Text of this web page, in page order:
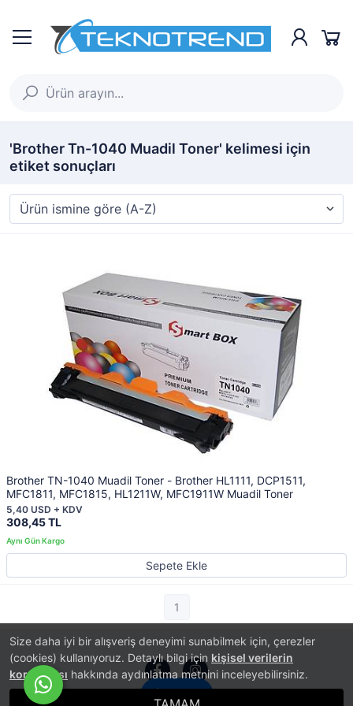
Size daha iyi bir alışveriş deneyimi sunabilmek için, çerezler
(cookies) kullanıyoruz. Detaylı bilgi için kişisel verilerin
korunması hakkında aydınlatma metnini inceleyebilirsiniz.
'Brother Tn-1040 Muadil Toner' kelimesi için
etiket sonuçları
Brother TN-1040 Muadil Toner - Brother HL1111, DCP1511,
MFC1811, MFC1815, HL1211W, MFC1911W Muadil Toner
308,45 TL
5,40 USD + KDV
Sepete Ekle
1
İletişim